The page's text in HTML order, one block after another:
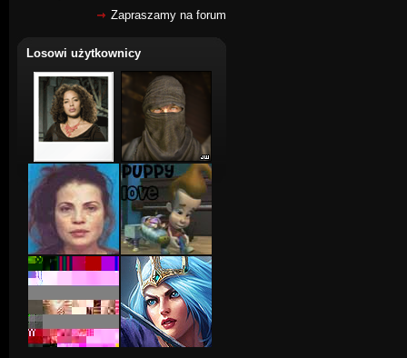
Zapraszamy na forum
Losowi użytkownicy